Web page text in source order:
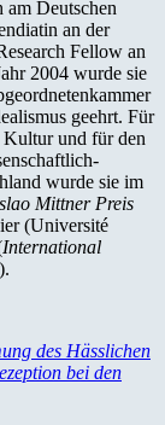
Deutschen
an der
Fellow an
2004 wurde sie
geehrt. Für
Kultur und für den
wurde sie im
Mittner Preis
(Université
International
).
des Hässlichen
bei den